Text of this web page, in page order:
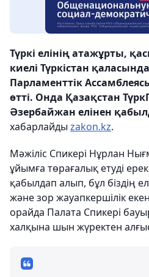
Түркі елінің атажұрты,
киелі Түркістан
Парламенттік
өтті. Онда Қазақстан
Әзербайжан елінен
хабарлайды zakon.kz.
Мәжіліс Спикері Нұрлан
ұйымға төрағалық етуді
қабылдап алып, бұл біздің
және зор жауапкершілік
орайда Палата Спикері
халқына шын жүректен